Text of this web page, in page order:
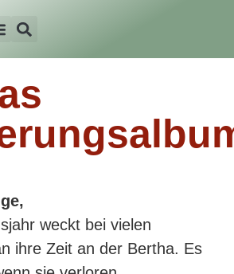
weckt bei vielen
ihre Zeit an der Bertha. Es